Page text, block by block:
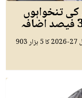
تنخواہوں
وزیر خزانہ پنجاب مجتبی شجاع الرحمان نے مالی سال 27-2026 کا 5 ہزار 903